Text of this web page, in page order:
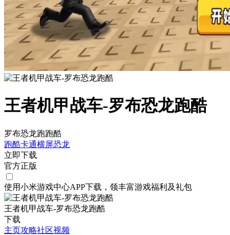
王者机甲战车-罗布恐龙跑酷
罗布恐龙跑跑酷
跑酷卡通横屏恐龙
立即下载
官方正版
使用小米游戏中心APP下载 ，领丰富游戏福利 及礼包
王者机甲战车-罗布恐龙跑酷
下载
主页攻略社区视频